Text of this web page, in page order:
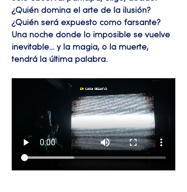
¿Quién domina el arte de la ilusión?
¿Quién será expuesto como farsante?
Una noche donde lo imposible se vuelve
inevitable… y la magia, o la muerte,
tendrá la última palabra.